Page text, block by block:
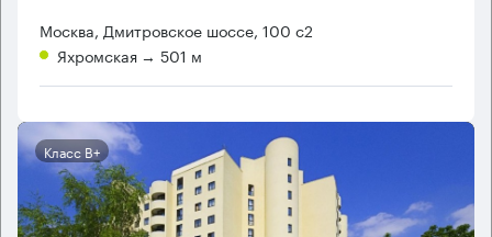
Москва, Дмитровское шоссе, 100 с2
Яхромская → 501 м
Класс B+